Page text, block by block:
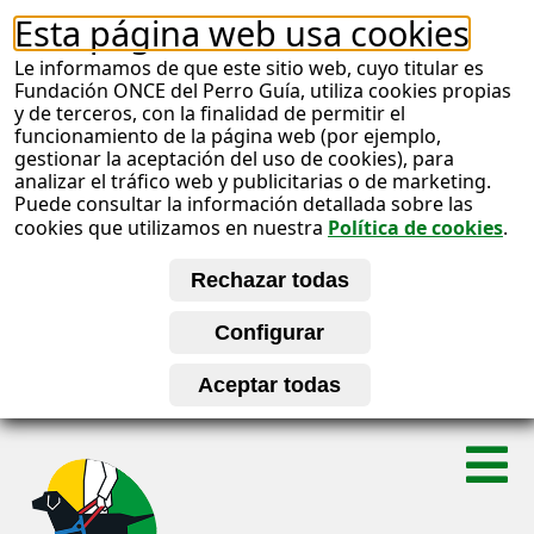
Esta página web usa cookies
Le informamos de que este sitio web, cuyo titular es
Fundación ONCE del Perro Guía, utiliza cookies propias
y de terceros, con la finalidad de permitir el
funcionamiento de la página web (por ejemplo,
gestionar la aceptación del uso de cookies), para
analizar el tráfico web y publicitarias o de marketing.
Puede consultar la información detallada sobre las
cookies que utilizamos en nuestra Política de cookies.
S
A